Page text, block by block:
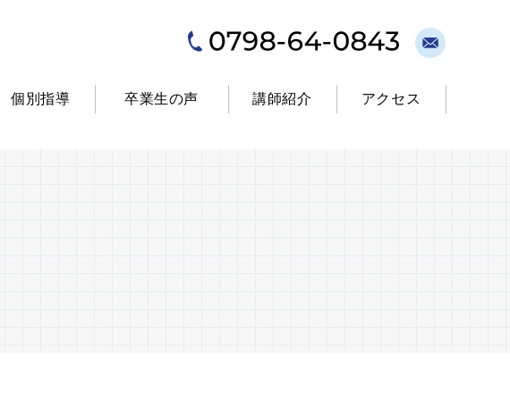
個別指導 卒業生の声 講師紹介 アクセス